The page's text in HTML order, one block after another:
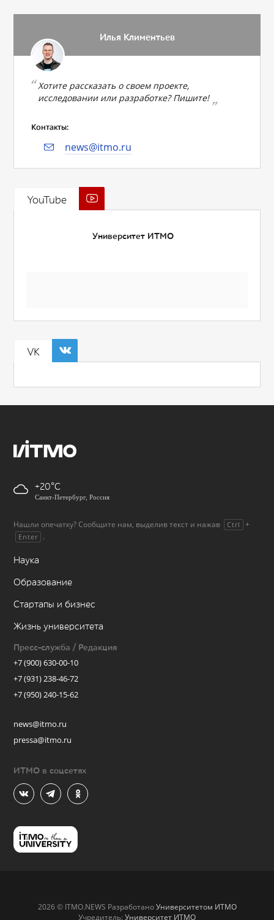
Илья Климентьев
Хотите рассказать о своем проекте,
исследовании или разработке? Пишите!
Контакты:
news@itmo.ru
YouTube
Университет ИТМО
VK
+20
Санкт-Петербург, Россия
Нашли опечатку? Сообщите нам, выделив текст и нажав Ctrl +
Enter .
Наука
Образование
Стартапы и бизнес
Жизнь университета
Пресс-служба / Редакция
+7 (900) 630-00-10
+7 (931) 238-46-72
+7 (950) 240-15-62
news@itmo.ru
pressa@itmo.ru
ИТМО в соцсетях
2026 © ITMO.NEWS РазработаноУниверситетом ИТМО
Учредитель: Университет ИТМО